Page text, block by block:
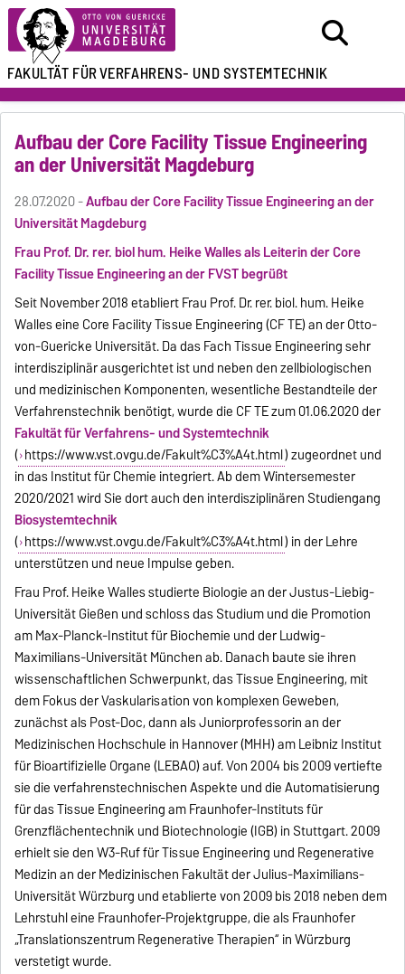
FAKULTÄT FÜRVERFAHRENS- UND SYSTEMTECHNIK
Aufbau der Core Facility Tissue Engineering
an der Universität Magdeburg
28.07.2020 -Aufbau der Core Facility Tissue Engineering an der
Universität Magdeburg
Frau Prof. Dr. rer. biol hum. Heike Walles als Leiterin der Core
Facility Tissue Engineering an der FVST begrüßt
Seit November 2018 etabliert Frau Prof. Dr. rer. biol. hum. Heike
Walles eine Core Facility Tissue Engineering (CF TE) an der Otto-
von-Guericke Universität. Da das Fach Tissue Engineering sehr
interdisziplinär ausgerichtet ist und neben den zellbiologischen
und medizinischen Komponenten, wesentliche Bestandteile der
Verfahrenstechnik benötigt, wurde die CF TE zum 01.06.2020 der
Fakultät für Verfahrens- und Systemtechnik
( https://www.vst.ovgu.de/Fakult%C3%A4t.html) zugeordnet und
in das Institut für Chemie integriert. Ab dem Wintersemester
2020/2021 wird Sie dort auch den interdisziplinären Studiengang
Biosystemtechnik
( https://www.vst.ovgu.de/Fakult%C3%A4t.html) in der Lehre
unterstützen und neue Impulse geben.
Frau Prof. Heike Walles studierte Biologie an der Justus-Liebig-
Universität Gießen und schloss das Studium und die Promotion
am Max-Planck-Institut für Biochemie und der Ludwig-
Maximilians-Universität München ab. Danach baute sie ihren
wissenschaftlichen Schwerpunkt, das Tissue Engineering, mit
dem Fokus der Vaskularisation von komplexen Geweben,
zunächst als Post-Doc, dann als Juniorprofessorin an der
Medizinischen Hochschule in Hannover (MHH) am Leibniz Institut
für Bioartifizielle Organe (LEBAO) auf. Von 2004 bis 2009 vertiefte
sie die verfahrenstechnischen Aspekte und die Automatisierung
für das Tissue Engineering am Fraunhofer-Instituts für
Grenzflächentechnik und Biotechnologie (IGB) in Stuttgart. 2009
erhielt sie den W3-Ruf für Tissue Engineering und Regenerative
Medizin an der Medizinischen Fakultät der Julius-Maximilians-
Universität Würzburg und etablierte von 2009 bis 2018 neben dem
Lehrstuhl eine Fraunhofer-Projektgruppe, die als Fraunhofer
„Translationszentrum Regenerative Therapien“ in Würzburg
verstetigt wurde.